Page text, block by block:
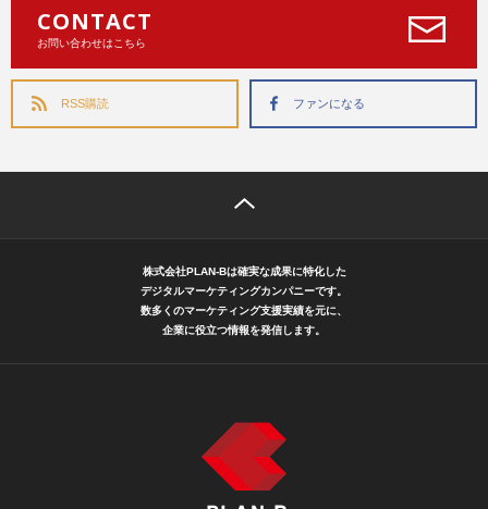
CONTACT
お問い合わせはこちら
RSS購読 ファンになる
株式会社PLAN-Bは確実な成果に特化した
デジタルマーケティングカンパニーです。
数多くのマーケティング支援実績を元に、
企業に役立つ情報を発信します。